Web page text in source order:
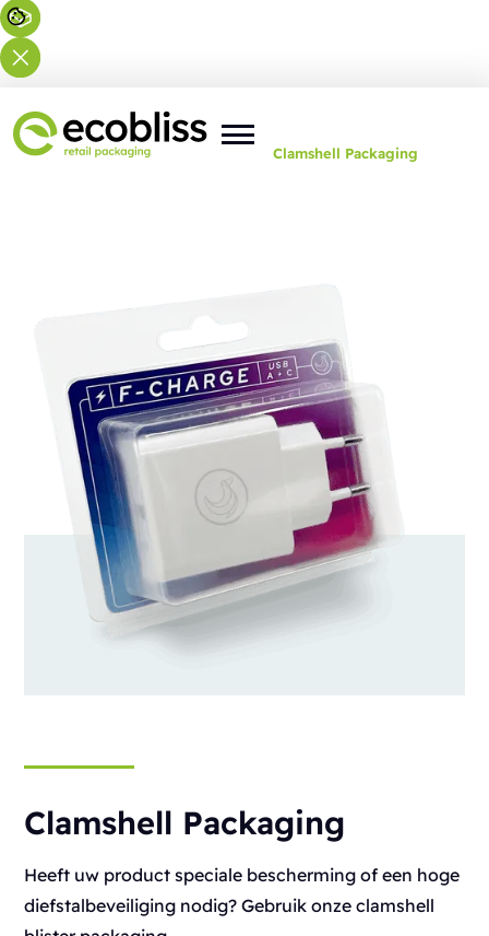
U bent hier: Home Clamshell Packaging
Clamshell Packaging
Heeft uw product speciale bescherming of een hoge
diefstalbeveiliging nodig? Gebruik onze clamshell